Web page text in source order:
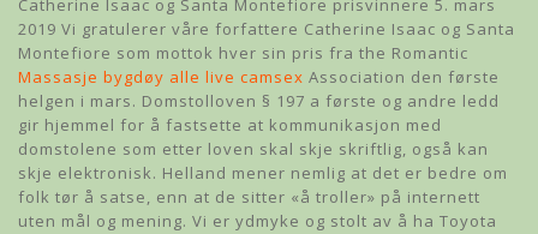
Catherine Isaac og Santa Montefiore prisvinnere 5. mars
2019 Vi gratulerer våre forfattere Catherine Isaac og Santa
Montefiore som mottok hver sin pris fra the Romantic
Massasje bygdøy alle live camsex Association den første
helgen i mars. Domstolloven § 197 a første og andre ledd
gir hjemmel for å fastsette at kommunikasjon med
domstolene som etter loven skal skje skriftlig, også kan
skje elektronisk. Helland mener nemlig at det er bedre om
folk tør å satse, enn at de sitter «å troller» på internett
uten mål og mening. Vi er ydmyke og stolt av å ha Toyota